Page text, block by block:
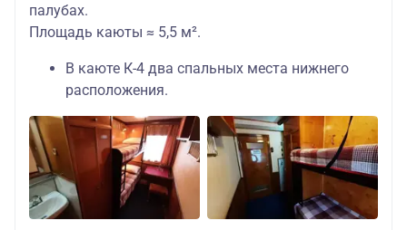
палубах.
Площадь каюты ≈ 5,5 м².
В каюте К-4 два спальных места нижнего
расположения.